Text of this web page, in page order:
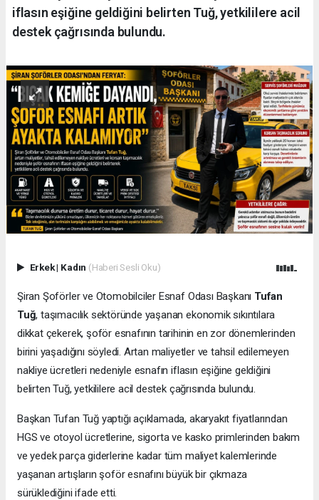
iflasın eşiğine geldiğini belirten Tuğ, yetkililere acil
destek çağrısında bulundu.
Erkek| Kadın (Haberi Sesli Oku)
Şiran Şoförler ve Otomobilciler Esnaf Odası Başkanı Tufan
Tuğ, taşımacılık sektöründe yaşanan ekonomik sıkıntılara
dikkat çekerek, şoför esnafının tarihinin en zor dönemlerinden
birini yaşadığını söyledi. Artan maliyetler ve tahsil edilemeyen
nakliye ücretleri nedeniyle esnafın iflasın eşiğine geldiğini
belirten Tuğ, yetkililere acil destek çağrısında bulundu.
Başkan Tufan Tuğ yaptığı açıklamada, akaryakıt fiyatlarından
HGS ve otoyol ücretlerine, sigorta ve kasko primlerinden bakım
ve yedek parça giderlerine kadar tüm maliyet kalemlerinde
yaşanan artışların şoför esnafını büyük bir çıkmaza
sürüklediğini ifade etti.